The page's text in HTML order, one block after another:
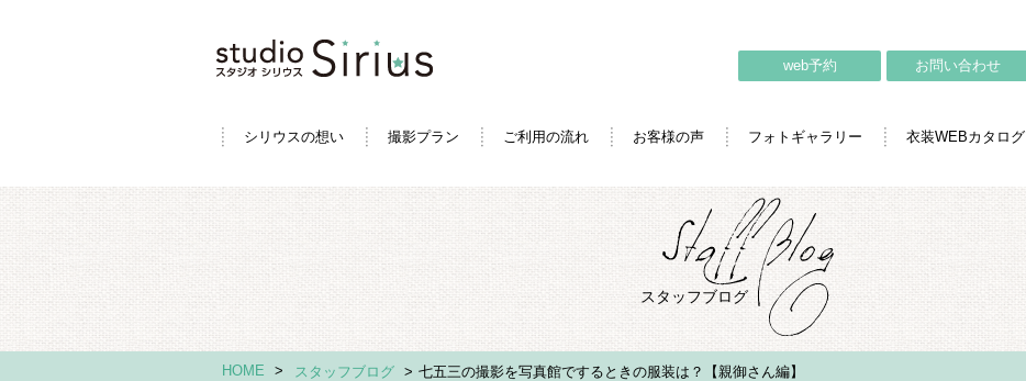
シリウスの想い 撮影プラン ご利用の流れ お客様の声 フォトギャラリー 衣装WEBカタログ
web予約 お問い合わせ
スタッフブログ
HOME > スタッフブログ > 七五三の撮影を写真館でするときの服装は？【親御さん編】